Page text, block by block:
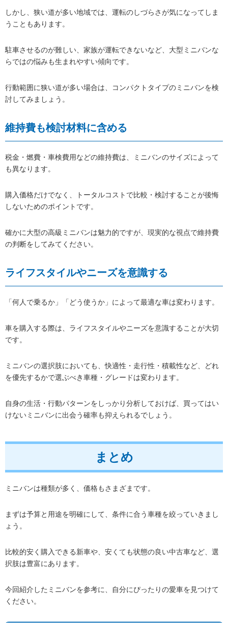
しかし、狭い道が多い地域では、運転のしづらさが気になってしま
うこともあります。
駐車させるのが難しい、家族が運転できないなど、大型ミニバンな
らではの悩みも生まれやすい傾向です。
行動範囲に狭い道が多い場合は、コンパクトタイプのミニバンを検
討してみましょう。
維持費も検討材料に含める
税金・燃費・車検費用などの維持費は、ミニバンのサイズによって
も異なります。
購入価格だけでなく、トータルコストで比較・検討することが後悔
しないためのポイントです。
確かに大型の高級ミニバンは魅力的ですが、現実的な視点で維持費
の判断をしてみてください。
ライフスタイルやニーズを意識する
「何人で乗るか」「どう使うか」によって最適な車は変わります。
車を購入する際は、ライフスタイルやニーズを意識することが大切
です。
ミニバンの選択肢においても、快適性・走行性・積載性など、どれ
を優先するかで選ぶべき車種・グレードは変わります。
自身の生活・行動パターンをしっかり分析しておけば、買ってはい
けないミニバンに出会う確率も抑えられるでしょう。
まとめ
ミニバンは種類が多く、価格もさまざまです。
まずは予算と用途を明確にして、条件に合う車種を絞っていきまし
ょう。
比較的安く購入できる新車や、安くても状態の良い中古車など、選
択肢は豊富にあります。
今回紹介したミニバンを参考に、自分にぴったりの愛車を見つけて
ください。